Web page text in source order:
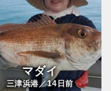
マダイ
三津浜港／14 日前